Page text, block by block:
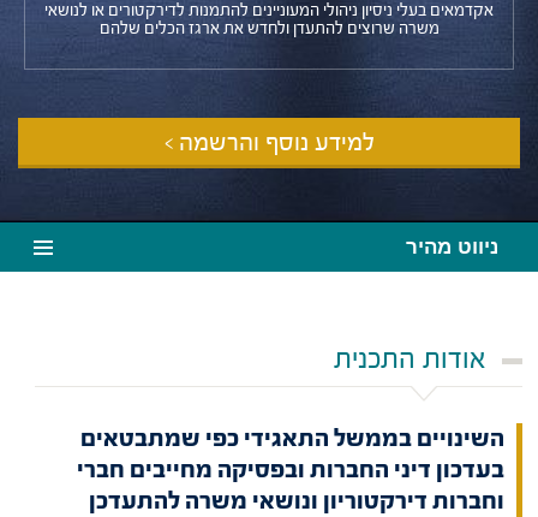
אקדמאים בעלי ניסיון ניהולי המעוניינים להתמנות לדירקטורים או לנושאי
משרה שרוצים להתעדן ולחדש את ארגז הכלים שלהם
למידע נוסף והרשמה >
ניווט מהיר
אודות התכנית
השינויים בממשל התאגידי כפי שמתבטאים
בעדכון דיני החברות ובפסיקה מחייבים חברי
וחברות דירקטוריון ונושאי משרה להתעדכן